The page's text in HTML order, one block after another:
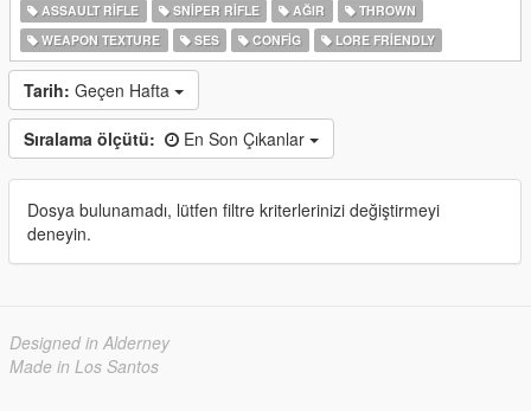
ASSAULT RIFLE
SNIPER RIFLE AĞIR
THROWN
WEAPON TEXTURE
SES CONFIG LORE FRIENDLY
Tarih: Geçen Hafta
Sıralama ölçütü: En Son Çıkanlar
Dosya bulunamadı, lütfen filtre kriterlerinizi değiştirmeyi
deneyin.
Designed in Alderney
Made in Los Santos